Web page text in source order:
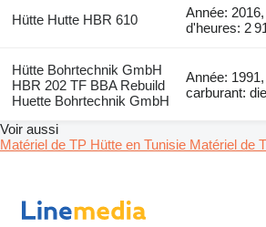
Hütte Hutte HBR 610
Année:
d'heures: 2
Hütte Bohrtechnik GmbH
HBR 202 TF BBA Rebuild
Huette Bohrtechnik GmbH
Année: 1991,
carburant:
Voir aussi
Matériel de TP Hütte en Tunisie Matériel de